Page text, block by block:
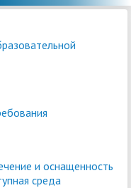
и оснащенность
среда